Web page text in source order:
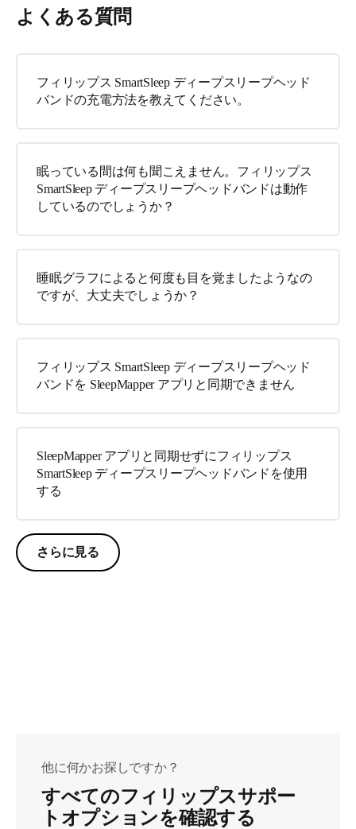
よくある質問
フィリップス SmartSleep ディープスリープヘッド
バンドの充電方法を教えてください。
眠っている間は何も聞こえません。フィリップス
SmartSleep ディープスリープヘッドバンドは動作
しているのでしょうか？
睡眠グラフによると何度も目を覚ましたようなの
ですが、大丈夫でしょうか？
フィリップス SmartSleep ディープスリープヘッド
バンドを SleepMapper アプリと同期できません
SleepMapper アプリと同期せずにフィリップス
SmartSleep ディープスリープヘッドバンドを使用
する
さらに見る
他に何かお探しですか？
すべてのフィリップスサポー
トオプションを確認する